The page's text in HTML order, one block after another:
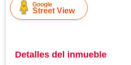
Google
Street View
Detalles del inmueble